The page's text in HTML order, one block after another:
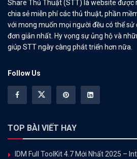
Share Thủ Thuật (STT) là website được
chia sẻ miễn phí các thủ thuật, phần
với mong muốn mọi người đều có thể
đơn giản nhất. Hy vọng sự ủng hộ và
giúp STT ngày càng phát triển hơn nữa.
Follow Us
TOP BÀI VIẾT HAY
IDM Full ToolKit 4.7 Mới Nhất 2025 –